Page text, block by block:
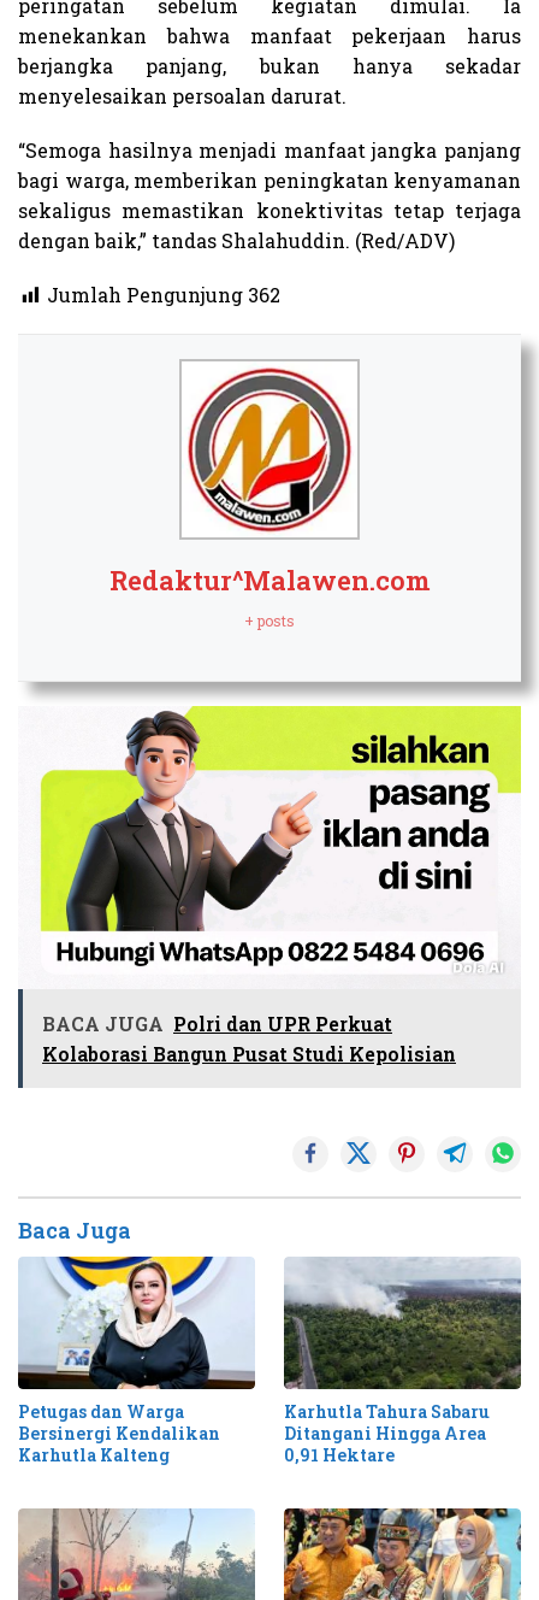
peringatan sebelum kegiatan dimulai. Ia
menekankan bahwa manfaat pekerjaan harus
berjangka panjang, bukan hanya sekadar
menyelesaikan persoalan darurat.
“Semoga hasilnya menjadi manfaat jangka panjang
bagi warga, memberikan peningkatan kenyamanan
sekaligus memastikan konektivitas tetap terjaga
dengan baik,” tandas Shalahuddin. (Red/ADV)
Jumlah Pengunjung 362
Redaktur^Malawen.com
+ posts
BACA JUGA Polri dan UPR Perkuat
Kolaborasi Bangun Pusat Studi Kepolisian
Baca Juga
Petugas dan Warga
Bersinergi Kendalikan
Karhutla Kalteng
Karhutla Tahura Sabaru
Ditangani Hingga Area
0,91 Hektare